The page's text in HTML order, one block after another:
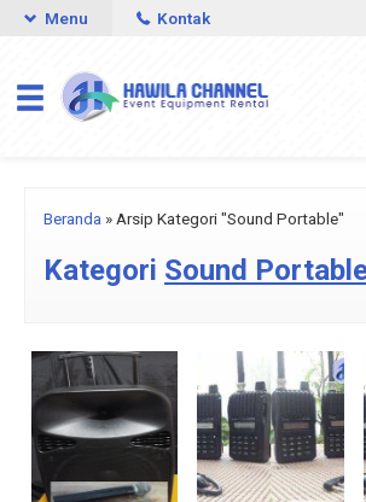
Menu Kontak
Beranda » Arsip Kategori "Sound Portable"
Kategori Sound